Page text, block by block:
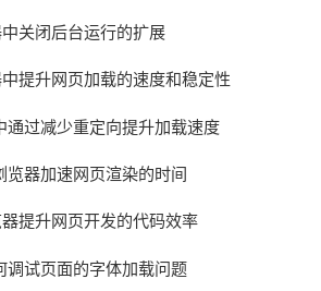
关闭后台运行的扩展
提升网页加载的速度和稳定性
通过减少重定向提升加载速度
览器加速网页渲染的时间
提升网页开发的代码效率
调试页面的字体加载问题